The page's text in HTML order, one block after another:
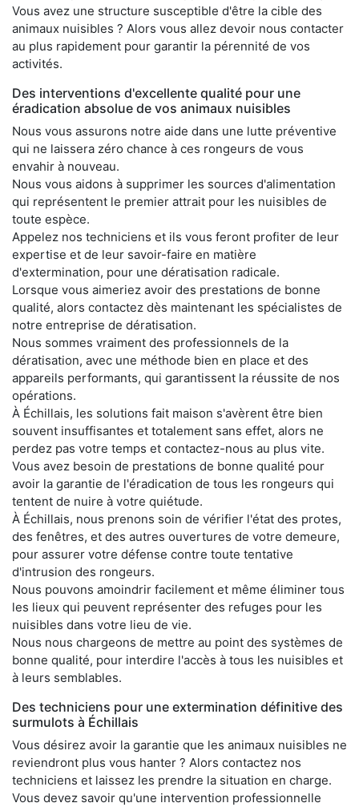
Vous avez une structure susceptible d'être la cible des
animaux nuisibles ? Alors vous allez devoir nous contacter
au plus rapidement pour garantir la pérennité de vos
activités.
Des interventions d'excellente qualité pour une
éradication absolue de vos animaux nuisibles
Nous vous assurons notre aide dans une lutte préventive
qui ne laissera zéro chance à ces rongeurs de vous
envahir à nouveau.
Nous vous aidons à supprimer les sources d'alimentation
qui représentent le premier attrait pour les nuisibles de
toute espèce.
Appelez nos techniciens et ils vous feront profiter de leur
expertise et de leur savoir-faire en matière
d'extermination, pour une dératisation radicale.
Lorsque vous aimeriez avoir des prestations de bonne
qualité, alors contactez dès maintenant les spécialistes de
notre entreprise de dératisation.
Nous sommes vraiment des professionnels de la
dératisation, avec une méthode bien en place et des
appareils performants, qui garantissent la réussite de nos
opérations.
À Échillais, les solutions fait maison s'avèrent être bien
souvent insuffisantes et totalement sans effet, alors ne
perdez pas votre temps et contactez-nous au plus vite.
Vous avez besoin de prestations de bonne qualité pour
avoir la garantie de l'éradication de tous les rongeurs qui
tentent de nuire à votre quiétude.
À Échillais, nous prenons soin de vérifier l'état des protes,
des fenêtres, et des autres ouvertures de votre demeure,
pour assurer votre défense contre toute tentative
d'intrusion des rongeurs.
Nous pouvons amoindrir facilement et même éliminer tous
les lieux qui peuvent représenter des refuges pour les
nuisibles dans votre lieu de vie.
Nous nous chargeons de mettre au point des systèmes de
bonne qualité, pour interdire l'accès à tous les nuisibles et
à leurs semblables.
Des techniciens pour une extermination définitive des
surmulots à Échillais
Vous désirez avoir la garantie que les animaux nuisibles ne
reviendront plus vous hanter ? Alors contactez nos
techniciens et laissez les prendre la situation en charge.
Vous devez savoir qu'une intervention professionnelle